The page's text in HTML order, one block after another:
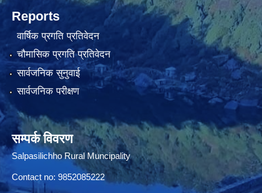
Reports
वार्षिक प्रगति प्रतिवेदन
चौमासिक प्रगति प्रतिवेदन
सार्वजनिक सुनुवाई
सार्वजनिक परीक्षण
सम्पर्क विवरण
Salpasilichho Rural Muncipality
Contact no: 9852085222